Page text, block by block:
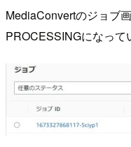
MediaConvertのジョブ
PROCESSINGになって